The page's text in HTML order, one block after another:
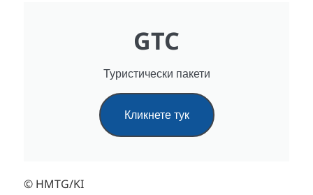
GTC
Туристически пакети
Кликнете тук
© HMTG/KI